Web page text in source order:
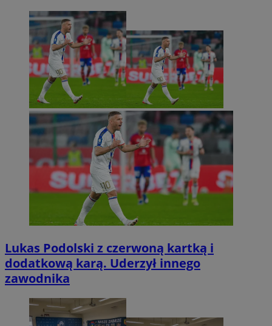
Lukas Podolski z czerwoną kartką i
dodatkową karą. Uderzył innego
zawodnika